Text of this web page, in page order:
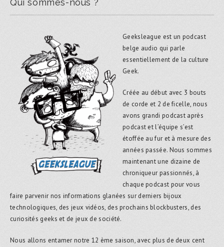
Qui sommes-nous ?
Geeksleague est un podcast
belge audio qui parle
essentiellement de la culture
Geek.
Créée au début avec 3 bouts
de corde et 2 de ficelle, nous
avons grandi podcast après
podcast et l’équipe s’est
étoffée au fur et à mesure des
années passée. Nous sommes
maintenant une dizaine de
chroniqueur passionnés, à
chaque podcast pour vous
faire parvenir nos informations glanées sur derniers bijoux
technologiques, des jeux vidéos, des prochains blockbusters, des
curiosités geeks et de jeux de société.
Nous allons entamer notre 12 ème saison, avec plus de deux cent